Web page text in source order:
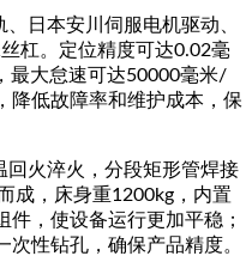
日本安川伺服电机驱动、
杠。定位精度可达0.02毫
最大怠速可达50000毫米/
降低故障率和维护成本，保
回火淬火，分段矩形管焊接
成，床身重1200kg，内置
，使设备运行更加平稳；
性钻孔，确保产品精度。